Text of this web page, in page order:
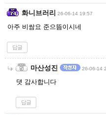
화니브러리 26-06-14 19:57
아주 비쌈요 준으뜸이시네
답글
마산성진 26-06-14
댓 감사합니다
답글